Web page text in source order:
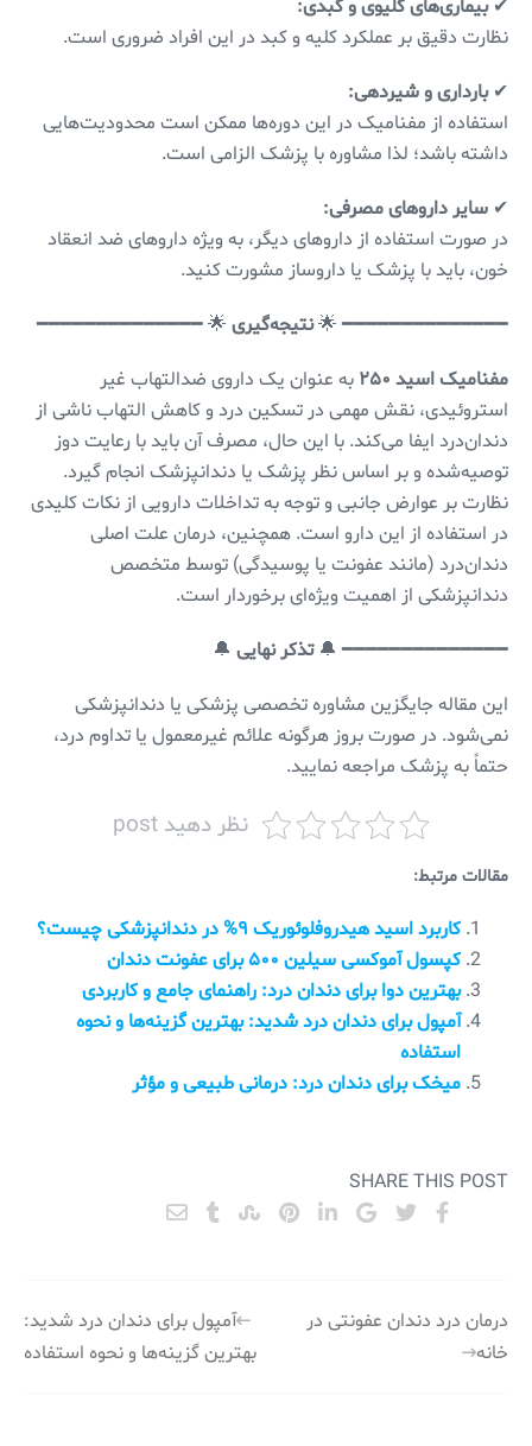
✔بیماری‌های کلیوی و کبدی:
نظارت دقیق بر عملکرد کلیه و کبد در این افراد ضروری است.
✔بارداری و شیردهی:
استفاده از مفنامیک در این دوره‌ها ممکن است محدودیت‌هایی
داشته باشد؛ لذا مشاوره با پزشک الزامی است.
✔ سایر داروهای مصرفی:
در صورت استفاده از داروهای دیگر، به ویژه داروهای ضد انعقاد
خون، باید با پزشک یا داروساز مشورت کنید.
━━━━━━━━━━━━━━ 🌟نتیجه‌گیری 🌟 ━━━━━━━━━━━━━━
مفنامیک اسید ۲۵۰
به عنوان یک داروی ضدالتهاب غیر
استروئیدی، نقش مهمی در تسکین درد و کاهش التهاب ناشی از
دندان‌درد ایفا می‌کند. با این حال، مصرف آن باید با رعایت دوز
توصیه‌شده و بر اساس نظر پزشک یا دندانپزشک انجام گیرد.
نظارت بر عوارض جانبی و توجه به تداخلات دارویی از نکات کلیدی
در استفاده از این دارو است. همچنین، درمان علت اصلی
دندان‌درد (مانند عفونت یا پوسیدگی) توسط متخصص
دندانپزشکی از اهمیت ویژه‌ای برخوردار است.
━━━━━━━━━━━━━━ 🔔تذکر نهایی 🔔
این مقاله جایگزین مشاوره تخصصی پزشکی یا دندانپزشکی
نمی‌شود. در صورت بروز هرگونه علائم غیرمعمول یا تداوم درد،
حتماً به پزشک مراجعه نمایید.
نظر دهید post
مقالات مرتبط:
کاربرد اسید هیدروفلوئوریک ۹% در دندانپزشکی چیست؟
کپسول آموکسی سیلین ۵۰۰ برای عفونت دندان
بهترین دوا برای دندان درد: راهنمای جامع و کاربردی
آمپول برای دندان درد شدید: بهترین گزینه‌ها و نحوه
استفاده
میخک برای دندان درد: درمانی طبیعی و مؤثر
SHARE THIS POST
راهبری
آمپول برای دندان درد شدید:
بهترین گزینه‌ها و نحوه استفاده
درمان درد دندان عفونتی در
خانه